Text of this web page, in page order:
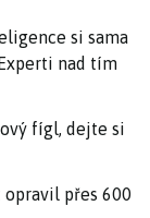
si sama
nad tím
fígl, dejte si
přes 600